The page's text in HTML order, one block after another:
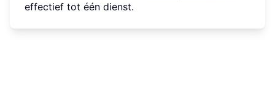
effectief tot één dienst.